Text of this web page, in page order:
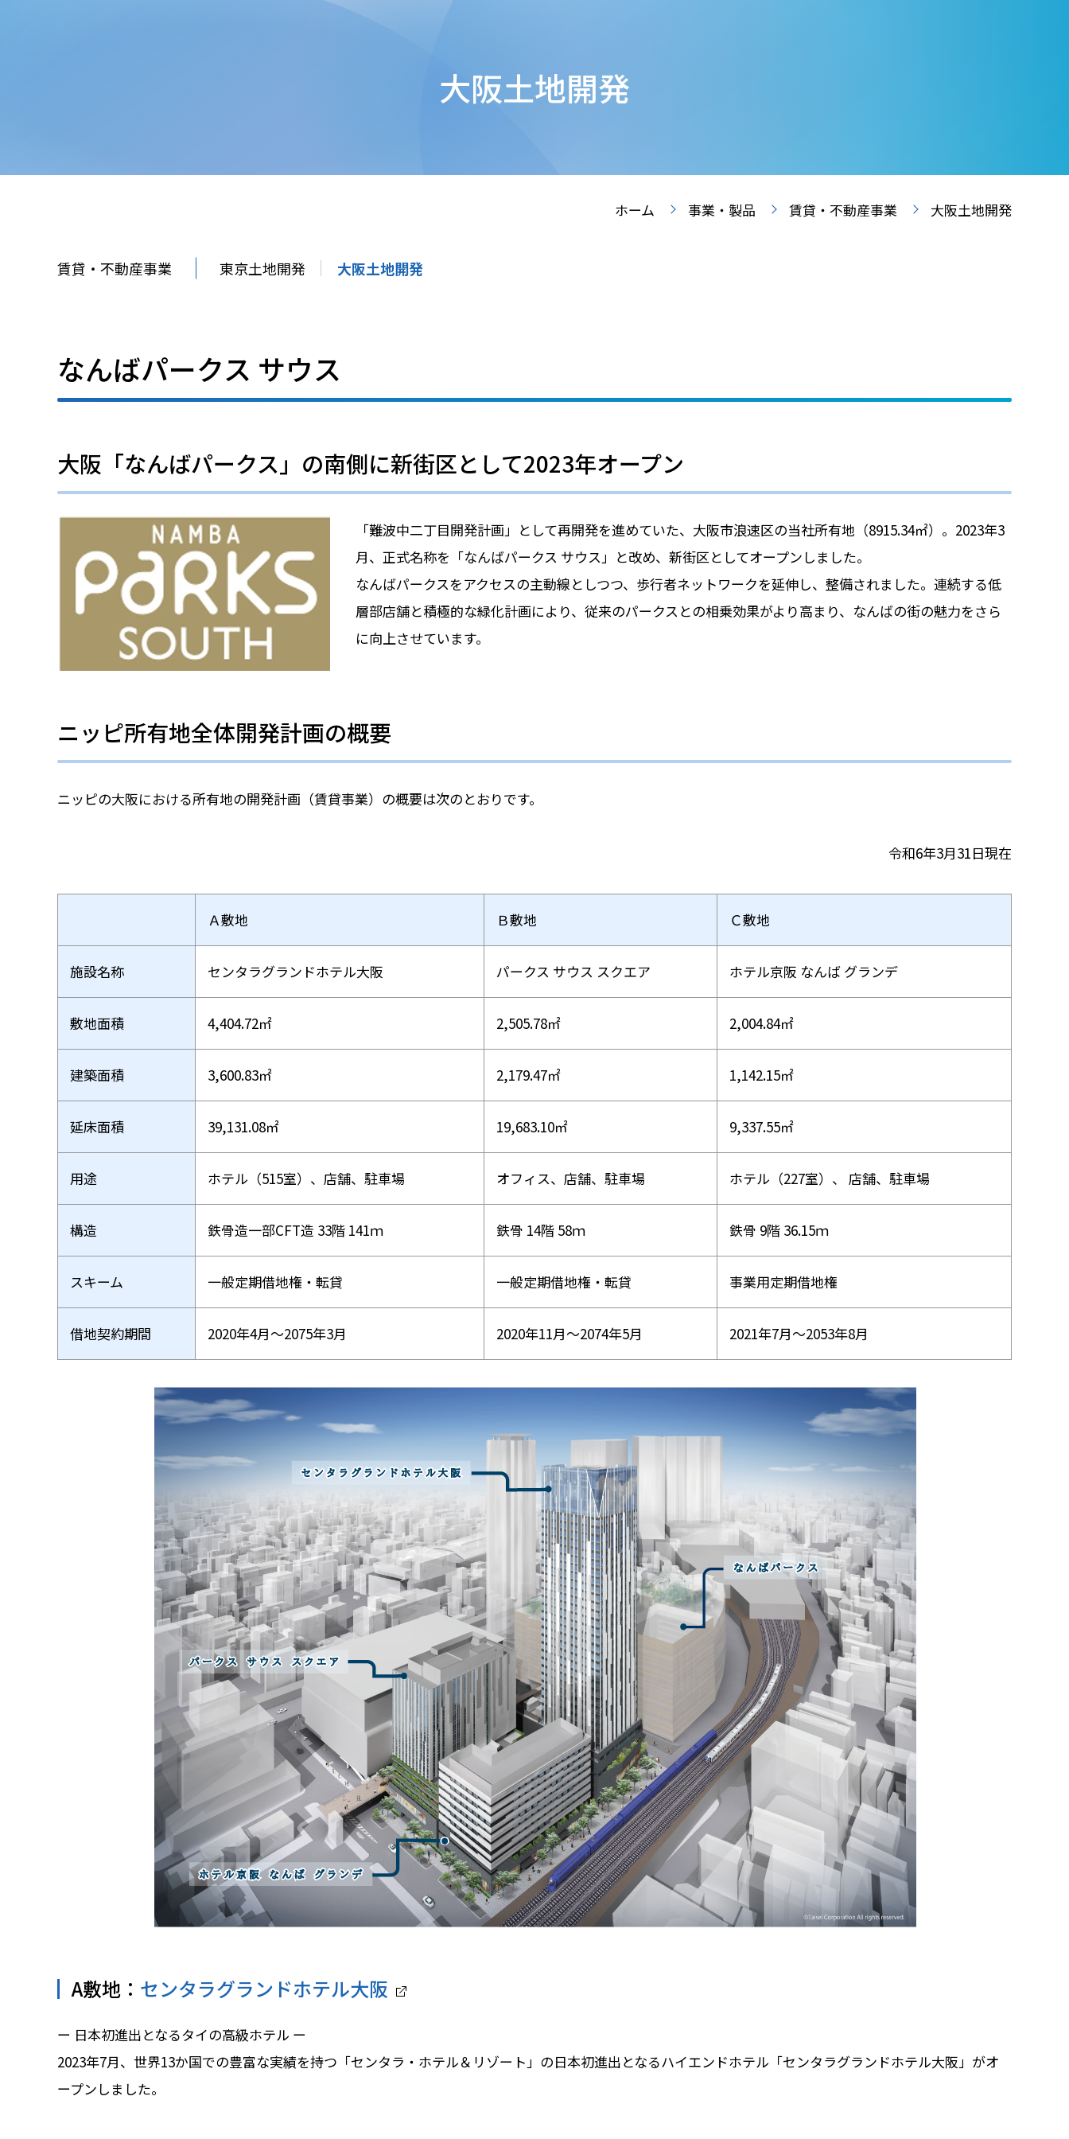
大阪土地開発
ホーム 事業・製品 賃貸・不動産事業 大阪土地開発
賃貸・不動産事業 東京土地開発 大阪土地開発
なんばパークス サウス
大阪「なんばパークス」の南側に新街区として2023年オープン
「難波中二丁目開発計画」として再開発を進めていた、大阪市浪速区の当社所有地（8915.34㎡）。2023年3
月、正式名称を「なんばパークス サウス」と改め、新街区としてオープンしました。
なんばパークスをアクセスの主動線としつつ、歩行者ネットワークを延伸し、整備されました。連続する低
層部店舗と積極的な緑化計画により、従来のパークスとの相乗効果がより高まり、なんばの街の魅力をさら
に向上させています。
ニッピ所有地全体開発計画の概要
ニッピの大阪における所有地の開発計画（賃貸事業）の概要は次のとおりです。
令和6年3月31日現在
Ａ敷地 Ｂ敷地 Ｃ敷地
施設名称 センタラグランドホテル大阪 パークス サウス スクエア ホテル京阪 なんば グランデ
敷地面積 4,404.72㎡ 2,505.78㎡ 2,004.84㎡
建築面積 3,600.83㎡ 2,179.47㎡ 1,142.15㎡
延床面積 39,131.08㎡ 19,683.10㎡ 9,337.55㎡
用途 ホテル（515室）、店舗、駐車場 オフィス、店舗、駐車場 ホテル（227室）、 店舗、駐車場
構造 鉄骨造一部CFT造 33階 141ｍ 鉄骨 14階 58ｍ 鉄骨 9階 36.15ｍ
スキーム 一般定期借地権・転貸 一般定期借地権・転貸 事業用定期借地権
借地契約期間 2020年4月～2075年3月 2020年11月～2074年5月 2021年7月～2053年8月
A敷地： センタラグランドホテル大阪
ー 日本初進出となるタイの高級ホテル ー
2023年7月、世界13か国での豊富な実績を持つ「センタラ・ホテル＆リゾート」の日本初進出となるハイエンドホテル「センタラグランドホテル大阪」がオ
ープンしました。